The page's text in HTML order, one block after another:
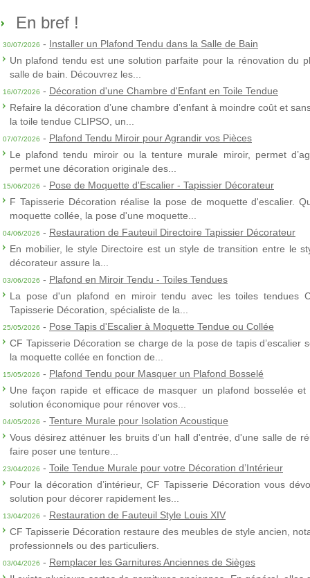
En bref !
30/07/2026 - Installer un Plafond Tendu dans la Salle de Bain
Un plafond tendu est une solution parfaite pour la rénovation du
salle de bain. Découvrez les...
16/07/2026 - Décoration d'une Chambre d'Enfant en Toile Tendue
Refaire la décoration d’une chambre d’enfant à moindre coût et
la toile tendue CLIPSO, un...
07/07/2026 - Plafond Tendu Miroir pour Agrandir vos Pièces
Le plafond tendu miroir ou la tenture murale miroir, permet
permet une décoration originale des...
15/06/2026 - Pose de Moquette d'Escalier - Tapissier Décorateur
F Tapisserie Décoration réalise la pose de moquette d'escalier.
moquette collée, la pose d'une moquette...
04/06/2026 - Restauration de Fauteuil Directoire Tapissier Décorateur
En mobilier, le style Directoire est un style de transition entre le
décorateur assure la...
03/06/2026 - Plafond en Miroir Tendu - Toiles Tendues
La pose d'un plafond en miroir tendu avec les toiles tendues
Tapisserie Décoration, spécialiste de la...
25/05/2026 - Pose Tapis d'Escalier à Moquette Tendue ou Collée
CF Tapisserie Décoration se charge de la pose de tapis
la moquette collée en fonction de...
15/05/2026 - Plafond Tendu pour Masquer un Plafond Bosselé
Une façon rapide et efficace de masquer un plafond bosselée
solution économique pour rénover vos...
04/05/2026 - Tenture Murale pour Isolation Acoustique
Vous désirez atténuer les bruits d'un hall d'entrée, d'une salle de
faire poser une tenture...
23/04/2026 - Toile Tendue Murale pour votre Décoration d’Intérieur
Pour la décoration d’intérieur, CF Tapisserie Décoration vous
solution pour décorer rapidement les...
13/04/2026 - Restauration de Fauteuil Style Louis XIV
CF Tapisserie Décoration restaure des meubles de style ancien,
professionnels ou des particuliers.
03/04/2026 - Remplacer les Garnitures Anciennes de Sièges